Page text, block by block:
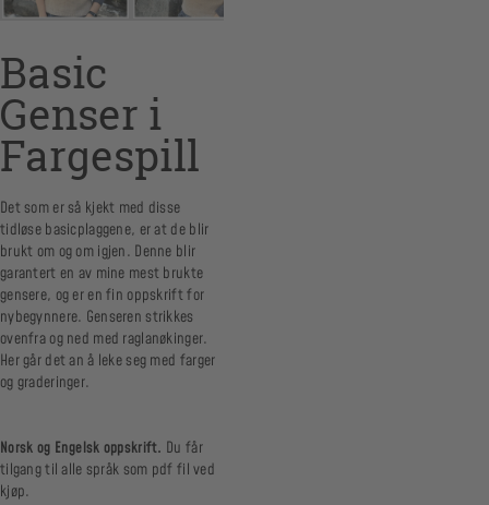
Basic
Genser i
Fargespill
Det som er så kjekt med disse
tidløse basicplaggene, er at de blir
brukt om og om igjen. Denne blir
garantert en av mine mest brukte
gensere, og er en fin oppskrift for
nybegynnere. Genseren strikkes
ovenfra og ned med raglanøkinger.
Her går det an å leke seg med farger
og graderinger.
Norsk og Engelsk oppskrift. Du får
tilgang til alle språk som pdf fil ved
kjøp.